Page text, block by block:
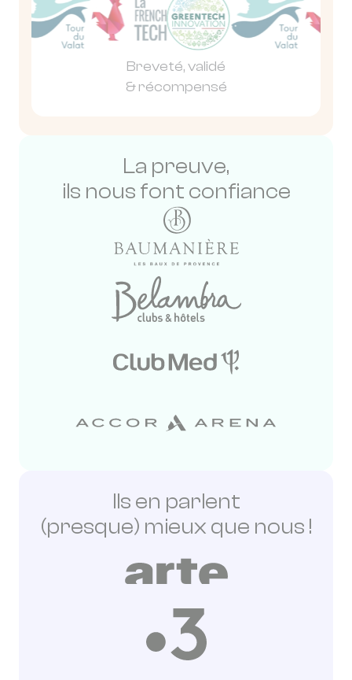
Breveté, validé
& récompensé
La preuve,
ils nous font confiance
Ils en parlent
(presque) mieux que nous !